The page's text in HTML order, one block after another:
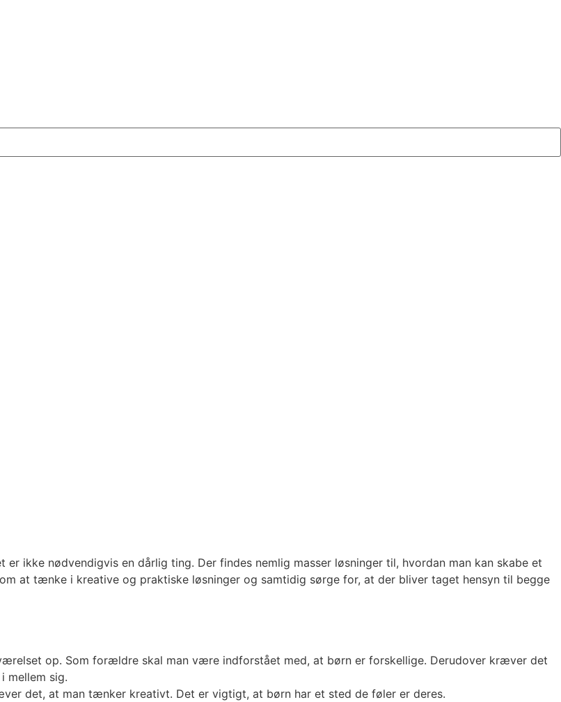
ikke nødvendigvis en dårlig ting. Der findes nemlig masser løsninger til, hvordan man kan skabe et
at tænke i kreative og praktiske løsninger og samtidig sørge for, at der bliver taget hensyn til begge
op. Som forældre skal man være indforstået med, at børn er forskellige. Derudover kræver det
mellem sig.
det, at man tænker kreativt. Det er vigtigt, at børn har et sted de føler er deres.